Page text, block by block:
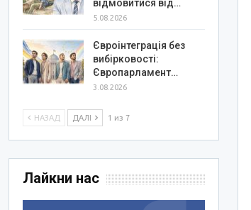
відмовитися від…
5.08.2026
Євроінтеграція без
вибірковості:
Європарламент…
3.08.2026
НАЗАД ДАЛІ 1 из 7
Лайкни нас